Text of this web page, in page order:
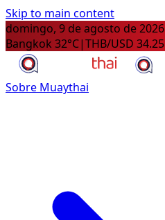
Skip to main content
domingo, 9 de agosto de 2026
Bangkok 32°C|THB/USD 34.25
Sobre Muaythai